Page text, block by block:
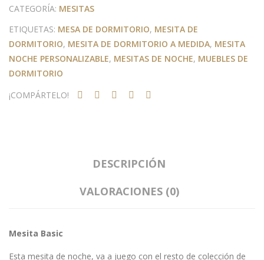
CATEGORÍA: MESITAS
ETIQUETAS: MESA DE DORMITORIO, MESITA DE
DORMITORIO, MESITA DE DORMITORIO A MEDIDA, MESITA
NOCHE PERSONALIZABLE, MESITAS DE NOCHE, MUEBLES DE
DORMITORIO
¡COMPÁRTELO!
DESCRIPCIÓN
VALORACIONES (0)
Mesita Basic
Esta mesita de noche, va a juego con el resto de colección de